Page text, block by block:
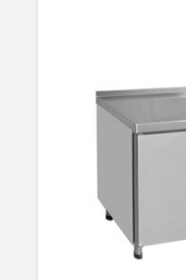
дверь)